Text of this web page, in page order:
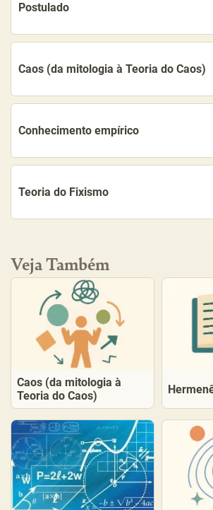
Postulado
Caos (da mitologia à Teoria do Caos)
Conhecimento empírico
Teoria do Fixismo
Veja Também
Caos (da mitologia à
Teoria do Caos)